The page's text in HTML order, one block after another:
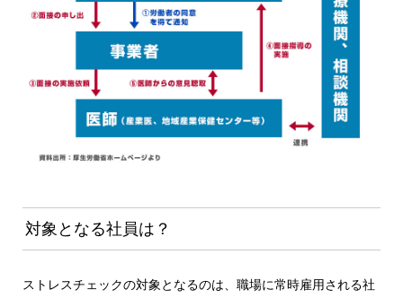
対象となる社員は？
ストレスチェックの対象となるのは、職場に常時雇用される社